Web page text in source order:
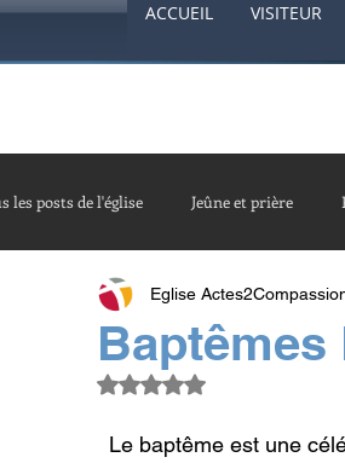
ACCUEIL VISITEUR
les posts de l'église Jeûne et prière
Baptêmes
Eglise
Noté NaN étoiles sur 5.
Le baptême est une